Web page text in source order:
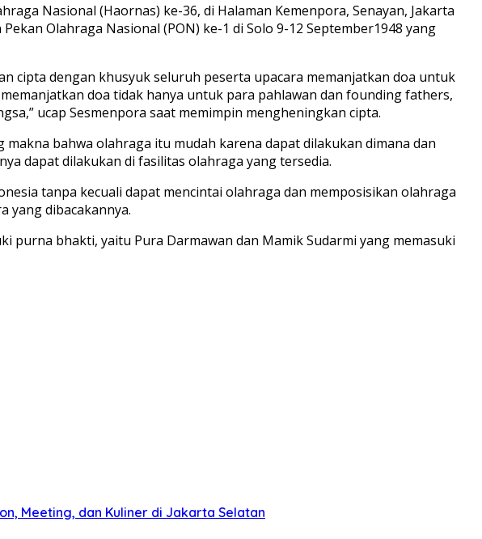
Nasional (Haornas) ke-36, di Halaman Kemenpora, Senayan, Jakarta
Olahraga Nasional (PON) ke-1 di Solo 9-12 September1948 yang
cipta dengan khusyuk seluruh peserta upacara memanjatkan doa untuk
doa tidak hanya untuk para pahlawan dan founding fathers,
ucap Sesmenpora saat memimpin mengheningkan cipta.
makna bahwa olahraga itu mudah karena dapat dilakukan dimana dan
dapat dilakukan di fasilitas olahraga yang tersedia.
tanpa kecuali dapat mencintai olahraga dan memposisikan olahraga
yang dibacakannya.
purna bhakti, yaitu Pura Darmawan dan Mamik Sudarmi yang memasuki
Meeting, dan Kuliner di Jakarta Selatan